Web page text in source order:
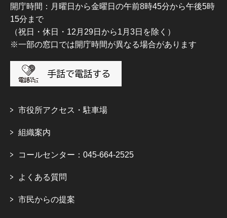
開庁時間：月曜日から金曜日の午前8時45分から午後5時
15分まで
（祝日・休日・12月29日から1月3日を除く）
※一部の窓口では開庁時間が異なる場合があります
市役所アクセス・駐車場
組織案内
コールセンター：045-664-2525
よくある質問
市民からの提案